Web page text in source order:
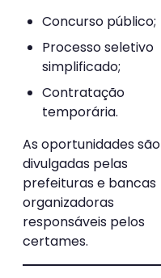
Concurso público;
Processo seletivo
simplificado;
Contratação
temporária.
As oportunidades são
divulgadas pelas
prefeituras e bancas
organizadoras
responsáveis pelos
certames.